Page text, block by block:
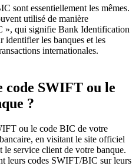
sont essentiellement les mêmes.
utilisé de manière
», qui signifie Bank Identification
identifier les banques et les
internationales.
SWIFT ou le
?
ou le code BIC de votre
en visitant le site officiel
le service client de votre banque.
leurs codes SWIFT/BIC sur leurs